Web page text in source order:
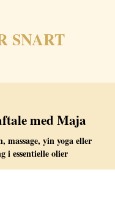
SNART
med Maja
massage, yin yoga eller
i essentielle olier